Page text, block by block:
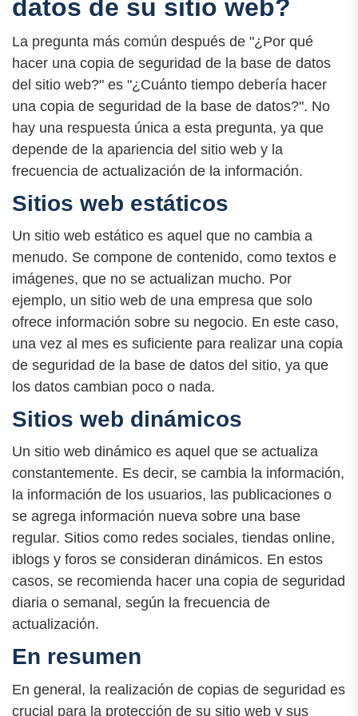
datos de su sitio web?
La pregunta más común después de "¿Por qué
hacer una copia de seguridad de la base de datos
del sitio web?" es "¿Cuánto tiempo debería hacer
una copia de seguridad de la base de datos?". No
hay una respuesta única a esta pregunta, ya que
depende de la apariencia del sitio web y la
frecuencia de actualización de la información.
Sitios web estáticos
Un sitio web estático es aquel que no cambia a
menudo. Se compone de contenido, como textos e
imágenes, que no se actualizan mucho. Por
ejemplo, un sitio web de una empresa que solo
ofrece información sobre su negocio. En este caso,
una vez al mes es suficiente para realizar una copia
de seguridad de la base de datos del sitio, ya que
los datos cambian poco o nada.
Sitios web dinámicos
Un sitio web dinámico es aquel que se actualiza
constantemente. Es decir, se cambia la información,
la información de los usuarios, las publicaciones o
se agrega información nueva sobre una base
regular. Sitios como redes sociales, tiendas online,
iblogs y foros se consideran dinámicos. En estos
casos, se recomienda hacer una copia de seguridad
diaria o semanal, según la frecuencia de
actualización.
En resumen
En general, la realización de copias de seguridad es
crucial para la protección de su sitio web y sus